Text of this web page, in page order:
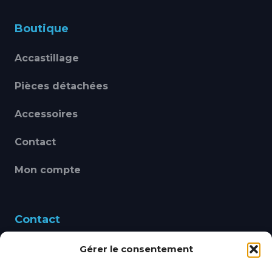
Gérer le consentement
Boutique
Accastillage
Pièces détachées
Accessoires
Contact
Mon compte
Contact
460 Avenue Alain Le